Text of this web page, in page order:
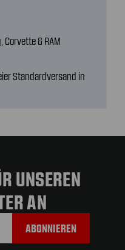
& RAM
Standardversand in
UNSEREN
AN